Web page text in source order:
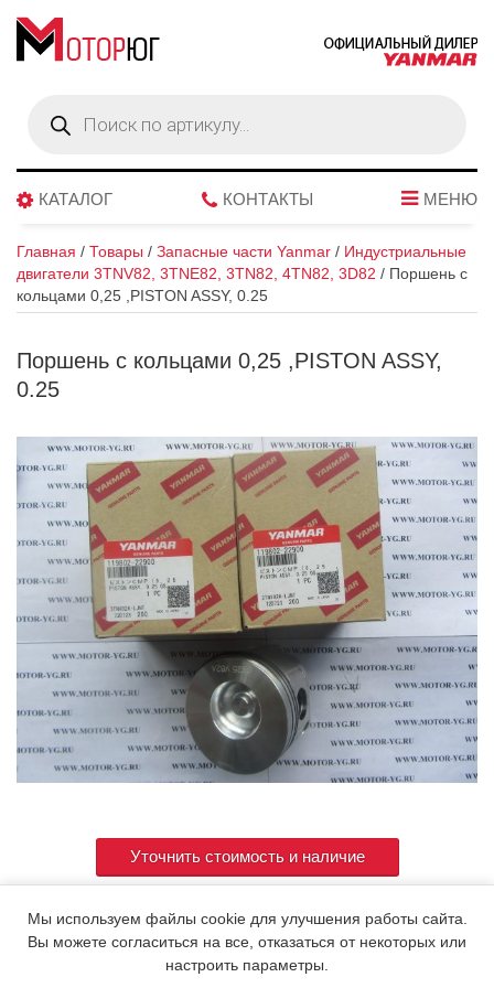
товаров
КАТАЛОГ КОНТАКТЫ МЕНЮ
Главная / Товары / Запасные части Yanmar / Индустриальные
двигатели 3TNV82, 3TNE82, 3TN82, 4TN82, 3D82 / Поршень с
кольцами 0,25 ,PISTON ASSY, 0.25
Поршень с кольцами 0,25 ,PISTON ASSY,
0.25
Уточнить стоимость и наличие
Артикул 119802-22900
Мы используем файлы cookie для улучшения работы сайта.
Вы можете согласиться на все, отказаться от некоторых или
настроить параметры.